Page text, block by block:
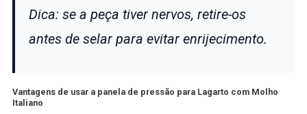
Dica: se a peça tiver nervos, retire-os
antes de selar para evitar enrijecimento.
Vantagens de usar a panela de pressão para Lagarto com Molho
Italiano